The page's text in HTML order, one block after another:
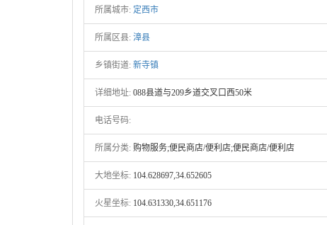
所属城市: 定西市
所属区县: 漳县
乡镇街道: 新寺镇
详细地址: 088县道与209乡道交叉口西50米
电话号码:
所属分类: 购物服务;便民商店/便利店;便民商店/便利店
大地坐标: 104.628697,34.652605
火星坐标: 104.631330,34.651176